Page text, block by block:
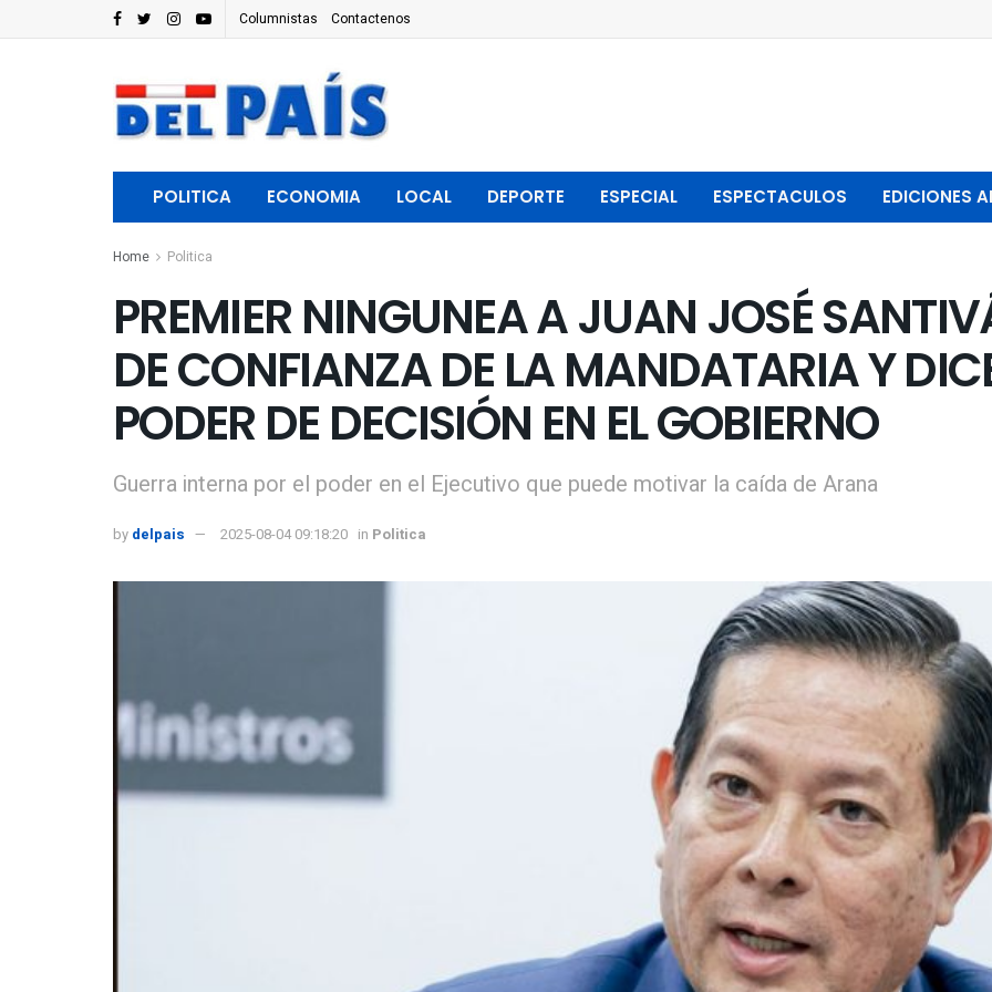
Columnistas Contactenos
POLITICA ECONOMIA LOCAL DEPORTE ESPECIAL ESPECTACULOS EDICIONES
Home Politica
PREMIER NINGUNEA A JUAN JOSÉ
DE CONFIANZA DE LA MANDATARIA Y
PODER DE DECISIÓN EN EL GOBIERNO
Guerra interna por el poder en el Ejecutivo que puede motivar la caída de Arana
by delpais 2025-08-04 09:18:20 in Politica